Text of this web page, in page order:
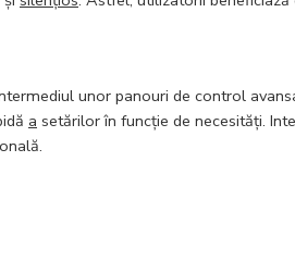
unor panouri de control
a setărilor în funcție de necesități.